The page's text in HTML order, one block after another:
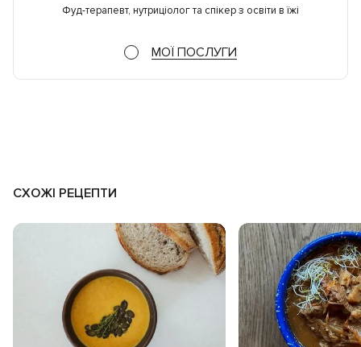
Фуд-терапевт, нутриціолог та спікер з освіти в їжі
МОЇ ПОСЛУГИ
СХОЖІ РЕЦЕПТИ